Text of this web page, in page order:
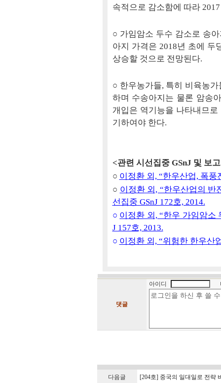
속적으로 감소함에 따라
○ 가임암소 두수 감소로 송
아지 가격은 2018년 초에 두
상승할 것으로 전망된다.
○ 한우농가들, 특히 비육농
하며 수송아지는 물론 암송
개입은 역기능을 나타내므
기하여야 한다.
<관련 시선집중 GSnJ 및 보
○ 이정환 외, “한우산업, 폭풍
○ 이정환 외, “한우산업의 반
선집중 GSnJ 172호, 2014.
○ 이정환 외, “한우 가임암소
J 157호, 2013.
○ 이정환 외, “위험한 한우산
댓글
아이디
다음글 [204호] 중국의 일대일로 전략